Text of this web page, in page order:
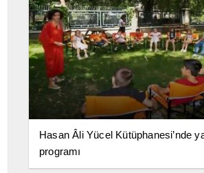
Hasan Âli Yücel Kütüphanesi’nde
programı